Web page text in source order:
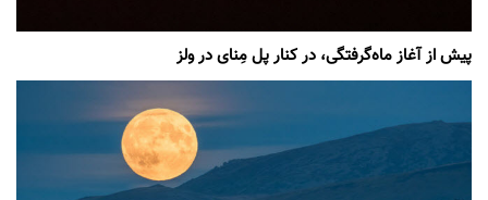
پیش از آغاز ماه‌گرفتگی، در کنار پل مِنای در ولز